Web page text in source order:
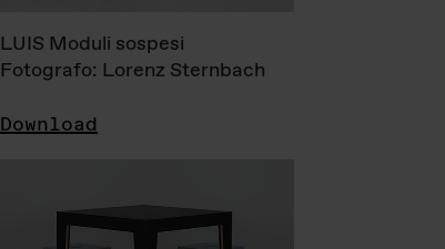
LUIS Moduli sospesi
Fotografo: Lorenz Sternbach
Download